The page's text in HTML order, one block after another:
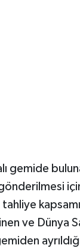
gemide
ve Dünya